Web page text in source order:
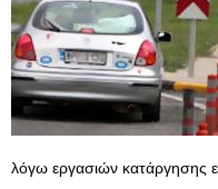
λόγω εργασιών κατάργησης